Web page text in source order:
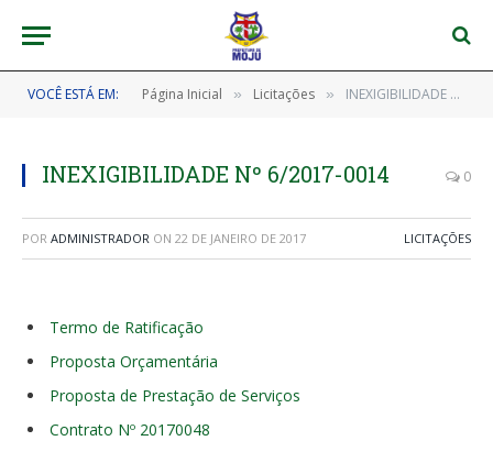
VOCÊ ESTÁ EM: Página Inicial » Licitações » INEXIGIBILIDADE Nº 6/2017-0014
INEXIGIBILIDADE Nº 6/2017-0014 0
POR ADMINISTRADOR ON 22 DE JANEIRO DE 2017 LICITAÇÕES
Termo de Ratificação
Proposta Orçamentária
Proposta de Prestação de Serviços
Contrato Nº 20170048